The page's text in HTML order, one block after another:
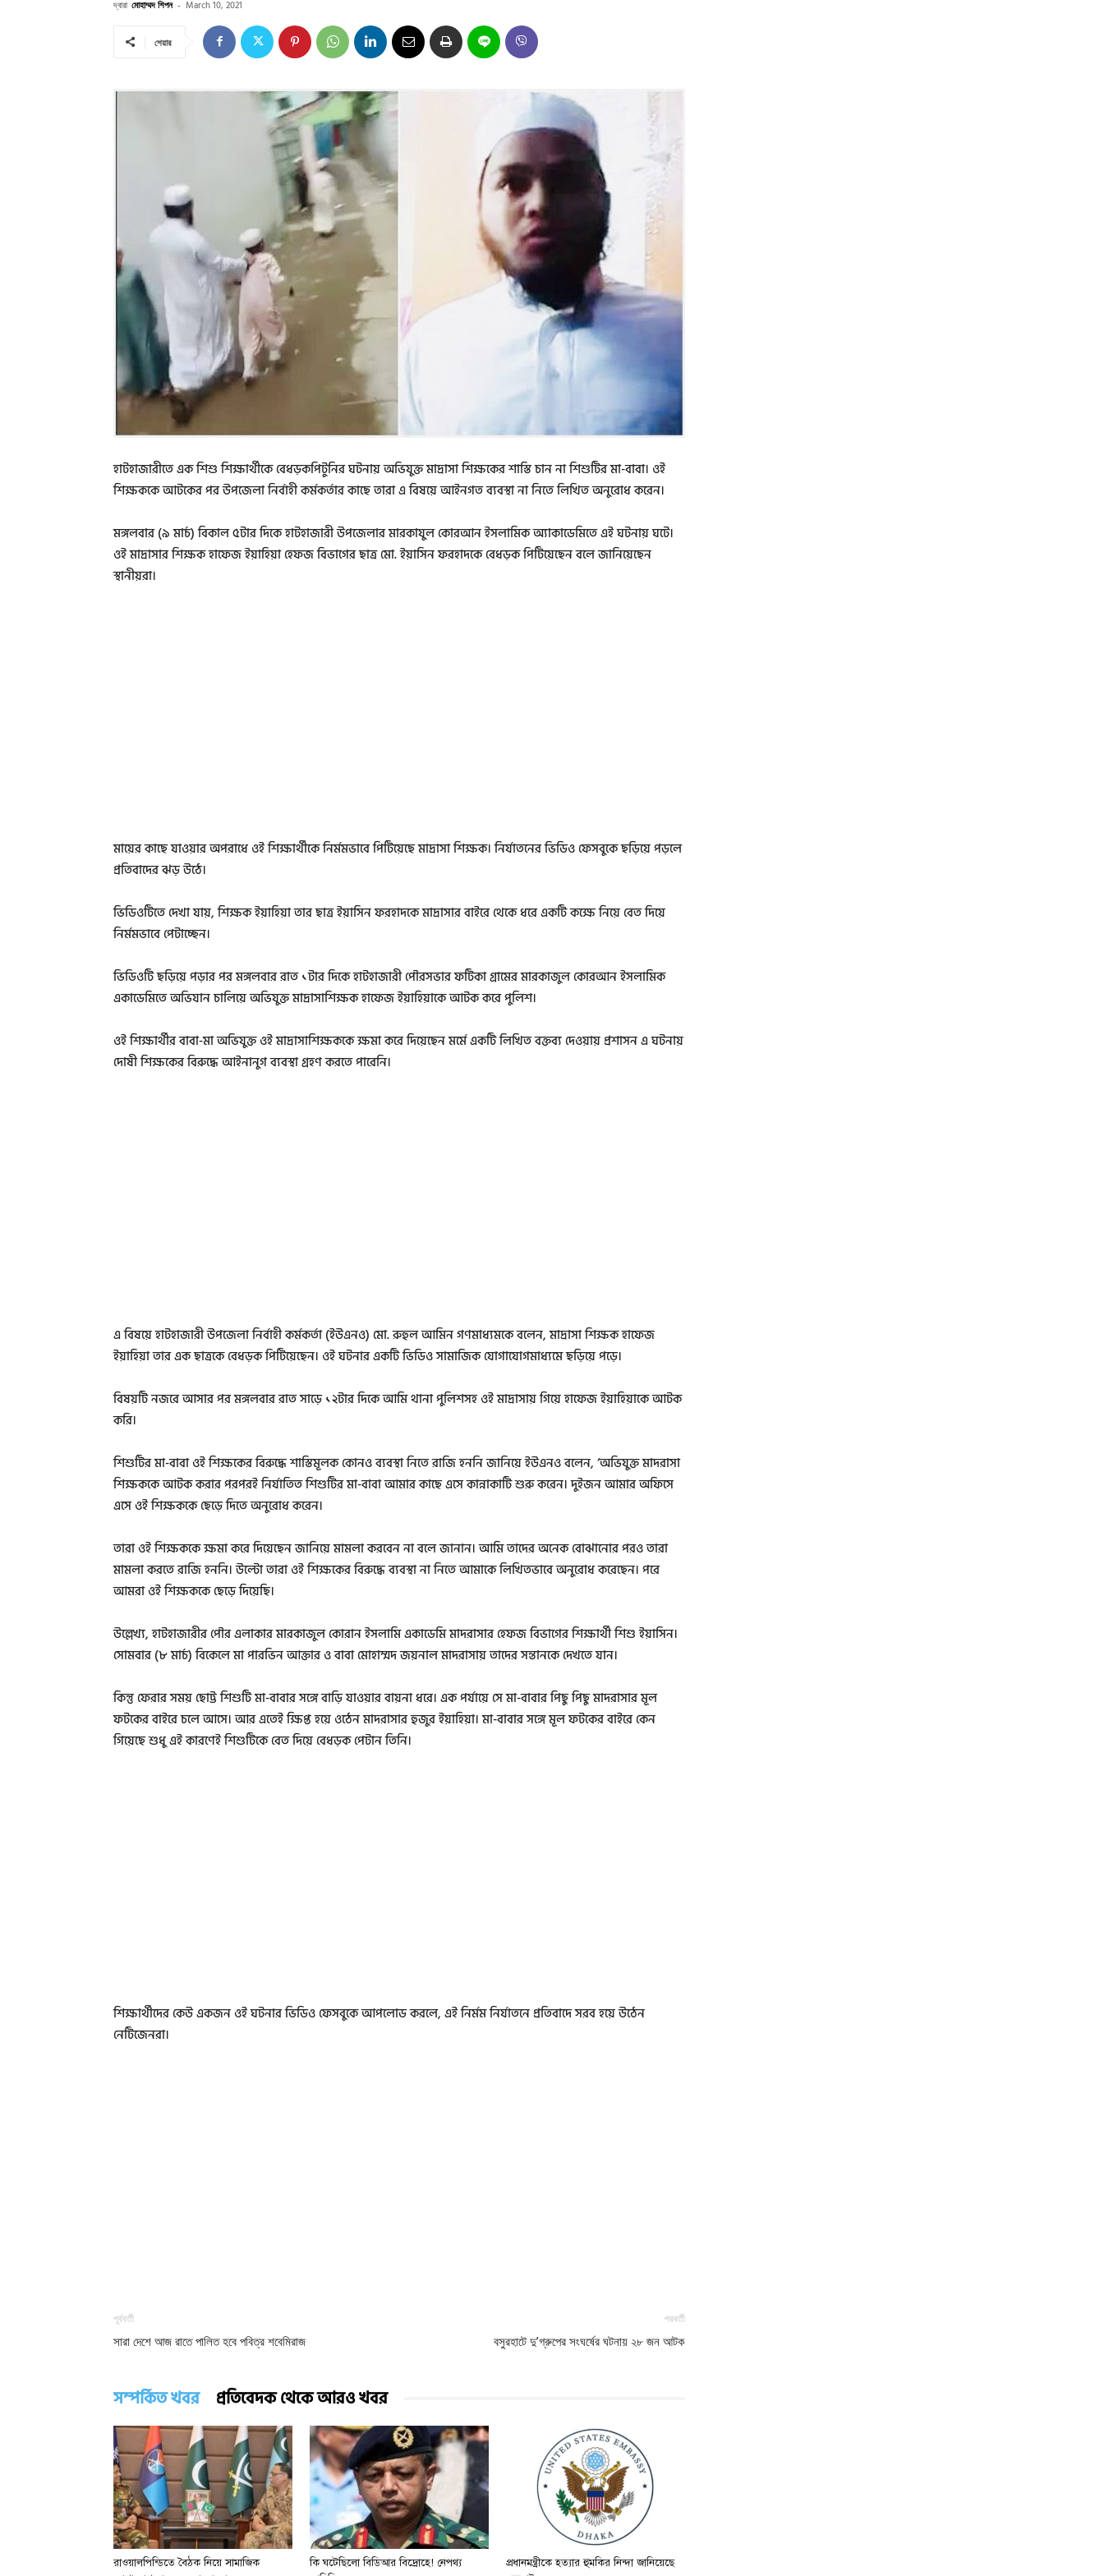
দ্বারা মোহাম্মদ শিপন - March 10, 2021
শেয়ার
হাটহাজারীতে এক শিশু শিক্ষার্থীকে বেধড়কপিটুনির ঘটনায় অভিযুক্ত মাদ্রাসা শিক্ষকের শাস্তি চান না শিশুটির মা-বাবা। ওই
শিক্ষককে আটকের পর উপজেলা নির্বাহী কর্মকর্তার কাছে তারা এ বিষয়ে আইনগত ব্যবস্থা না নিতে লিখিত অনুরোধ করেন।
মঙ্গলবার (৯ মার্চ) বিকাল ৫টার দিকে হাটহাজারী উপজেলার মারকাযুল কোরআন ইসলামিক অ্যাকাডেমিতে এই ঘটনায় ঘটে।
ওই মাদ্রাসার শিক্ষক হাফেজ ইয়াহিয়া হেফজ বিভাগের ছাত্র মো. ইয়াসিন ফরহাদকে বেধড়ক পিটিয়েছেন বলে জানিয়েছেন
স্থানীয়রা।
মায়ের কাছে যাওয়ার অপরাধে ওই শিক্ষার্থীকে নির্মমভাবে পিটিয়েছে মাদ্রাসা শিক্ষক। নির্যাতনের ভিডিও ফেসবুকে ছড়িয়ে পড়লে
প্রতিবাদের ঝড় উঠে।
ভিডিওটিতে দেখা যায়, শিক্ষক ইয়াহিয়া তার ছাত্র ইয়াসিন ফরহাদকে মাদ্রাসার বাইরে থেকে ধরে একটি কক্ষে নিয়ে বেত দিয়ে
নির্মমভাবে পেটাচ্ছেন।
ভিডিওটি ছড়িয়ে পড়ার পর মঙ্গলবার রাত ১টার দিকে হাটহাজারী পৌরসভার ফটিকা গ্রামের মারকাজুল কোরআন ইসলামিক
একাডেমিতে অভিযান চালিয়ে অভিযুক্ত মাদ্রাসাশিক্ষক হাফেজ ইয়াহিয়াকে আটক করে পুলিশ।
ওই শিক্ষার্থীর বাবা-মা অভিযুক্ত ওই মাদ্রাসাশিক্ষককে ক্ষমা করে দিয়েছেন মর্মে একটি লিখিত বক্তব্য দেওয়ায় প্রশাসন এ ঘটনায়
দোষী শিক্ষকের বিরুদ্ধে আইনানুগ ব্যবস্থা গ্রহণ করতে পারেনি।
এ বিষয়ে হাটহাজারী উপজেলা নির্বাহী কর্মকর্তা (ইউএনও) মো. রুহুল আমিন গণমাধ্যমকে বলেন, মাদ্রাসা শিক্ষক হাফেজ
ইয়াহিয়া তার এক ছাত্রকে বেধড়ক পিটিয়েছেন। ওই ঘটনার একটি ভিডিও সামাজিক যোগাযোগমাধ্যমে ছড়িয়ে পড়ে।
বিষয়টি নজরে আসার পর মঙ্গলবার রাত সাড়ে ১২টার দিকে আমি থানা পুলিশসহ ওই মাদ্রাসায় গিয়ে হাফেজ ইয়াহিয়াকে আটক
করি।
শিশুটির মা-বাবা ওই শিক্ষকের বিরুদ্ধে শাস্তিমূলক কোনও ব্যবস্থা নিতে রাজি হননি জানিয়ে ইউএনও বলেন, ‘অভিযুক্ত মাদরাসা
শিক্ষককে আটক করার পরপরই নির্যাতিত শিশুটির মা-বাবা আমার কাছে এসে কান্নাকাটি শুরু করেন। দুইজন আমার অফিসে
এসে ওই শিক্ষককে ছেড়ে দিতে অনুরোধ করেন।
তারা ওই শিক্ষককে ক্ষমা করে দিয়েছেন জানিয়ে মামলা করবেন না বলে জানান। আমি তাদের অনেক বোঝানোর পরও তারা
মামলা করতে রাজি হননি। উল্টো তারা ওই শিক্ষকের বিরুদ্ধে ব্যবস্থা না নিতে আমাকে লিখিতভাবে অনুরোধ করেছেন। পরে
আমরা ওই শিক্ষককে ছেড়ে দিয়েছি।
উল্লেখ্য, হাটহাজারীর পৌর এলাকার মারকাজুল কোরান ইসলামি একাডেমি মাদরাসার হেফজ বিভাগের শিক্ষার্থী শিশু ইয়াসিন।
সোমবার (৮ মার্চ) বিকেলে মা পারভিন আক্তার ও বাবা মোহাম্মদ জয়নাল মাদরাসায় তাদের সন্তানকে দেখতে যান।
কিন্তু ফেরার সময় ছোট্ট শিশুটি মা-বাবার সঙ্গে বাড়ি যাওয়ার বায়না ধরে। এক পর্যায়ে সে মা-বাবার পিছু পিছু মাদরাসার মূল
ফটকের বাইরে চলে আসে। আর এতেই ক্ষিপ্ত হয়ে ওঠেন মাদরাসার হুজুর ইয়াহিয়া। মা-বাবার সঙ্গে মূল ফটকের বাইরে কেন
গিয়েছে শুধু এই কারণেই শিশুটিকে বেত দিয়ে বেধড়ক পেটান তিনি।
শিক্ষার্থীদের কেউ একজন ওই ঘটনার ভিডিও ফেসবুকে আপলোড করলে, এই নির্মম নির্যাতনে প্রতিবাদে সরব হয়ে উঠেন
নেটিজেনরা।
পূর্ববর্তী
সারা দেশে আজ রাতে পালিত হবে পবিত্র শবেমিরাজ
পরবর্তী
বসুরহাটে দু’গ্রুপের সংঘর্ষের ঘটনায় ২৮ জন আটক
সম্পর্কিত খবর প্রতিবেদক থেকে আরও খবর
রাওয়ালপিন্ডিতে বৈঠক নিয়ে সামাজিক
কি ঘটেছিলো বিডিআর বিদ্রোহে! নেপথ্য
প্রধানমন্ত্রীকে হত্যার হুমকির নিন্দা জানিয়েছে